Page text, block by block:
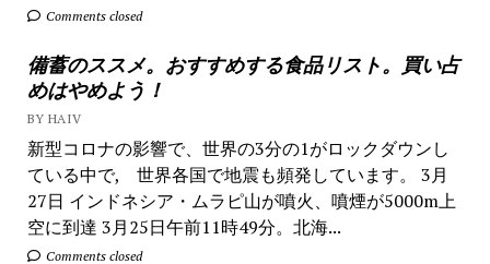
Comments closed
備蓄のススメ。おすすめする食品リスト。買い占
めはやめよう！
BY HAIV
新型コロナの影響で、世界の3分の1がロックダウンし
ている中で, 世界各国で地震も頻発しています。 3月
27日 インドネシア・ムラピ山が噴火、噴煙が5000m上
空に到達 3月25日午前11時49分。北海...
Comments closed